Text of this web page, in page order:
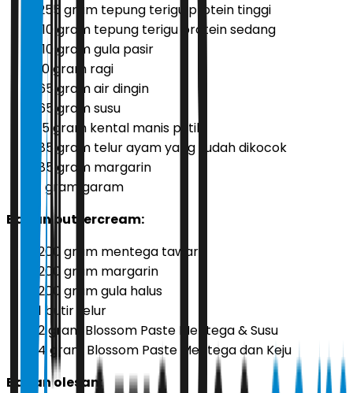
255 gram tepung terigu protein tinggi
110 gram tepung terigu protein sedang
110 gram gula pasir
10 gram ragi
65 gram air dingin
65 gram susu
15 gram kental manis putih
85 gram telur ayam yang sudah dikocok
85 gram margarin
1 gram garam
Bahan buttercream:
200 gram mentega tawar
200 gram margarin
200 gram gula halus
1 butir telur
2 gram Blossom Paste Mentega & Susu
4 gram Blossom Paste Mentega dan Keju
Bahan olesan: